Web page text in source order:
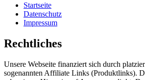
Startseite
Datenschutz
Impressum
Rechtliches
Unsere Webseite finanziert sich durch
sogenannten Affiliate Links (Produktlinks).